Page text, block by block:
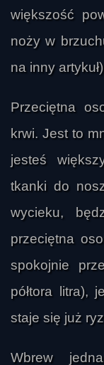
większość
noży w
na inny
Przeciętna
krwi. Jest to
jesteś
tkanki do
wycieku,
przeciętna
spokojnie
półtora litra),
staje się już
Wbrew